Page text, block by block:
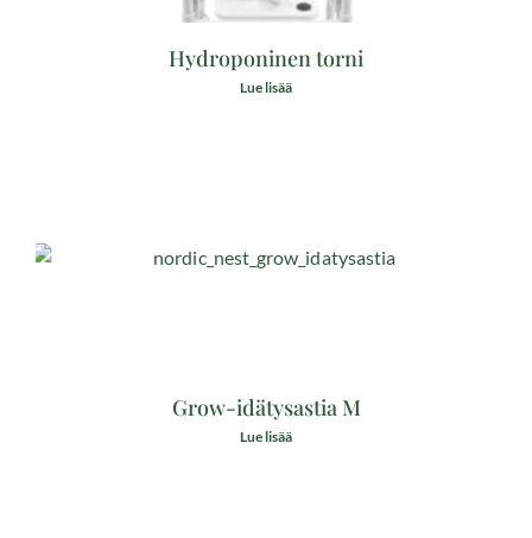
Hydroponinen torni
Lue lisää
Grow-idätysastia M
Lue lisää